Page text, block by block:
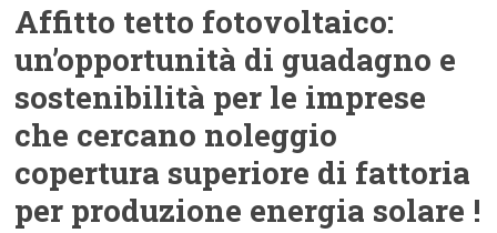
Affitto tetto fotovoltaico:
un’opportunità di guadagno e
sostenibilità per le imprese
che cercano noleggio
copertura superiore di fattoria
per produzione energia solare !